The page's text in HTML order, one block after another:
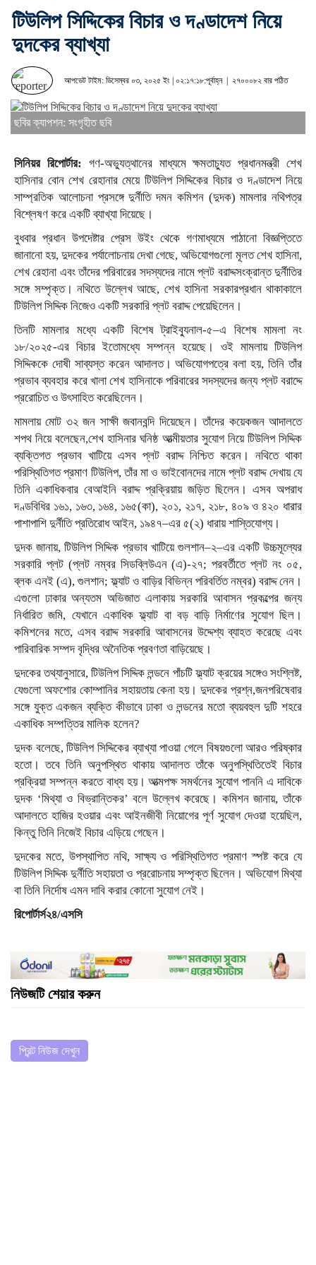
টিউলিপ সিদ্দিকের বিচার ও দণ্ডাদেশ নিয়ে
দুদকের ব্যাখ্যা
আপডেট টাইম: ডিসেম্বর ০৩, ২০২৫ ইং | ০২:১৭:১৮:পূর্বাহ্ন | ২৭০০০৮২ বার পঠিত
ছবির ক্যাপশন: সংগৃহীত ছবি
সিনিয়র রিপোর্টার: গণ-অভ্যুত্থানের মাধ্যমে ক্ষমতাচ্যুত প্রধানমন্ত্রী শেখ
হাসিনার বোন শেখ রেহানার মেয়ে টিউলিপ সিদ্দিকের বিচার ও দণ্ডাদেশ নিয়ে
সাম্প্রতিক আলোচনা প্রসঙ্গে দুর্নীতি দমন কমিশন (দুদক) মামলার নথিপত্র
বিশ্লেষণ করে একটি ব্যাখ্যা দিয়েছে।
বুধবার প্রধান উপদেষ্টার প্রেস উইং থেকে গণমাধ্যমে পাঠানো বিজ্ঞপ্তিতে
জানানো হয়, দুদকের পর্যালোচনায় দেখা গেছে, অভিযোগগুলো মূলত শেখ হাসিনা,
শেখ রেহানা এবং তাঁদের পরিবারের সদস্যদের নামে প্লট বরাদ্দসংক্রান্ত দুর্নীতির
সঙ্গে সম্পৃক্ত। নথিতে উল্লেখ আছে, শেখ হাসিনা সরকারপ্রধান থাকাকালে
টিউলিপ সিদ্দিক নিজেও একটি সরকারি প্লট বরাদ্দ পেয়েছিলেন।
তিনটি মামলার মধ্যে একটি বিশেষ ট্রাইব্যুনাল-৫–এ বিশেষ মামলা নং
১৮/২০২৫-এর বিচার ইতোমধ্যে সম্পন্ন হয়েছে। ওই মামলায় টিউলিপ
সিদ্দিককে দোষী সাব্যস্ত করেন আদালত। অভিযোগপত্রে বলা হয়, তিনি তাঁর
প্রভাব ব্যবহার করে খালা শেখ হাসিনাকে পরিবারের সদস্যদের জন্য প্লট বরাদ্দে
প্ররোচিত ও উৎসাহিত করেছিলেন।
মামলায় মোট ৩২ জন সাক্ষী জবানবন্দি দিয়েছেন। তাঁদের কয়েকজন আদালতে
শপথ নিয়ে বলেছেন,শেখ হাসিনার ঘনিষ্ঠ আত্মীয়তার সুযোগ নিয়ে টিউলিপ সিদ্দিক
ব্যক্তিগত প্রভাব খাটিয়ে এসব প্লট বরাদ্দ নিশ্চিত করেন। নথিতে থাকা
পরিস্থিতিগত প্রমাণ টিউলিপ, তাঁর মা ও ভাইবোনদের নামে প্লট বরাদ্দ দেখায় যে
তিনি একাধিকবার বেআইনি বরাদ্দ প্রক্রিয়ায় জড়িত ছিলেন। এসব অপরাধ
দণ্ডবিধির ১৬১, ১৬৩, ১৬৪, ১৬৫(কা), ২০১, ২১৭, ২১৮, ৪০৯ ও ৪২০ ধারার
পাশাপাশি দুর্নীতি প্রতিরোধ আইন, ১৯৪৭–এর ৫(২) ধারায় শাস্তিযোগ্য।
দুদক জানায়, টিউলিপ সিদ্দিক প্রভাব খাটিয়ে গুলশান–২–এর একটি উচ্চমূল্যের
সরকারি প্লট (প্লট নম্বর সিডব্লিউএন (এ)-২৭; পরবর্তীতে প্লট নং ০৫,
ব্লক এনই (এ), গুলশান; ফ্ল্যাট ও বাড়ির বিভিন্ন পরিবর্তিত নম্বর) বরাদ্দ নেন।
এগুলো ঢাকার অন্যতম অভিজাত এলাকায় সরকারি আবাসন প্রকল্পের জন্য
নির্ধারিত জমি, যেখানে একাধিক ফ্ল্যাট বা বড় বাড়ি নির্মাণের সুযোগ ছিল।
কমিশনের মতে, এসব বরাদ্দ সরকারি আবাসনের উদ্দেশ্য ব্যাহত করেছে এবং
পারিবারিক সম্পদ বৃদ্ধির অনৈতিক প্রবণতা বাড়িয়েছে।
দুদকের তথ্যানুসারে, টিউলিপ সিদ্দিক লন্ডনে পাঁচটি ফ্ল্যাট ক্রয়ের সঙ্গেও সংশ্লিষ্ট,
যেগুলো অফশোর কোম্পানির সহায়তায় কেনা হয়। দুদকের প্রশ্ন,জনপরিষেবার
সঙ্গে যুক্ত একজন ব্যক্তি কীভাবে ঢাকা ও লন্ডনের মতো ব্যয়বহুল দুটি শহরে
একাধিক সম্পত্তির মালিক হলেন?
দুদক বলেছে, টিউলিপ সিদ্দিকের ব্যাখ্যা পাওয়া গেলে বিষয়গুলো আরও পরিষ্কার
হতো। তবে তিনি অনুপস্থিত থাকায় আদালত তাঁকে অনুপস্থিতিতেই বিচার
প্রক্রিয়া সম্পন্ন করতে বাধ্য হয়। আত্মপক্ষ সমর্থনের সুযোগ পাননি এ দাবিকে
দুদক ‘মিথ্যা ও বিভ্রান্তিকর’ বলে উল্লেখ করেছে। কমিশন জানায়, তাঁকে
আদালতে হাজির হওয়ার এবং আইনজীবী নিয়োগের পূর্ণ সুযোগ দেওয়া হয়েছিল,
কিন্তু তিনি নিজেই বিচার এড়িয়ে গেছেন।
দুদকের মতে, উপস্থাপিত নথি, সাক্ষ্য ও পরিস্থিতিগত প্রমাণ স্পষ্ট করে যে
টিউলিপ সিদ্দিক দুর্নীতি সহায়তা ও প্ররোচনায় সম্পৃক্ত ছিলেন। অভিযোগ মিথ্যা
বা তিনি নির্দোষ এমন দাবি করার কোনো সুযোগ নেই।
রিপোর্টার্স২৪/এসসি
নিউজটি শেয়ার করুন
প্রিন্ট নিউজ দেখুন